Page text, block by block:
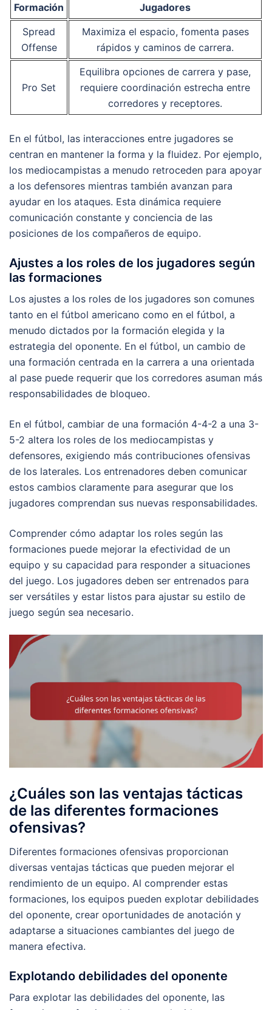
Formación
Jugadores
Spread
Offense
Maximiza el espacio, fomenta pases
rápidos y caminos de carrera.
Pro Set
Equilibra opciones de carrera y pase,
requiere coordinación estrecha entre
corredores y receptores.
En el fútbol, las interacciones entre jugadores se
centran en mantener la forma y la fluidez. Por ejemplo,
los mediocampistas a menudo retroceden para apoyar
a los defensores mientras también avanzan para
ayudar en los ataques. Esta dinámica requiere
comunicación constante y conciencia de las
posiciones de los compañeros de equipo.
Ajustes a los roles de los jugadores según
las formaciones
Los ajustes a los roles de los jugadores son comunes
tanto en el fútbol americano como en el fútbol, a
menudo dictados por la formación elegida y la
estrategia del oponente. En el fútbol, un cambio de
una formación centrada en la carrera a una orientada
al pase puede requerir que los corredores asuman más
responsabilidades de bloqueo.
En el fútbol, cambiar de una formación 4-4-2 a una 3-
5-2 altera los roles de los mediocampistas y
defensores, exigiendo más contribuciones ofensivas
de los laterales. Los entrenadores deben comunicar
estos cambios claramente para asegurar que los
jugadores comprendan sus nuevas responsabilidades.
Comprender cómo adaptar los roles según las
formaciones puede mejorar la efectividad de un
equipo y su capacidad para responder a situaciones
del juego. Los jugadores deben ser entrenados para
ser versátiles y estar listos para ajustar su estilo de
juego según sea necesario.
¿Cuáles son las ventajas tácticas
de las diferentes formaciones
ofensivas?
Diferentes formaciones ofensivas proporcionan
diversas ventajas tácticas que pueden mejorar el
rendimiento de un equipo. Al comprender estas
formaciones, los equipos pueden explotar debilidades
del oponente, crear oportunidades de anotación y
adaptarse a situaciones cambiantes del juego de
manera efectiva.
Explotando debilidades del oponente
Para explotar las debilidades del oponente, las